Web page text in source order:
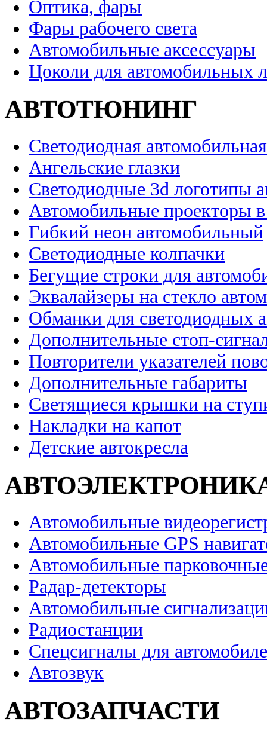
Оптика, фары
Фары рабочего света
Автомобильные аксессуары
Цоколи для автомобильных
АВТОТЮНИНГ
Светодиодная
Ангельские глазки
Светодиодные 3d логотипы
Автомобильные проекторы
Гибкий неон автомобильный
Светодиодные колпачки
Бегущие строки для
Эквалайзеры на стекло
Обманки для светодиодных
Дополнительные стоп-
Повторители указателей
Дополнительные габариты
Светящиеся крышки на
Накладки на капот
Детские автокресла
Автомобильные
Автомобильные GPS
Автомобильные
Радар-детекторы
Автомобильные
Радиостанции
Спецсигналы для
Автозвук
АВТОЗАПЧАСТИ